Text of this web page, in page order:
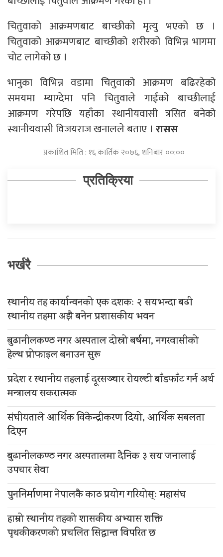
चितुवाको आक्रमणबाट बाच्छीको मृत्यु भएको छ ।
चितुवाको आक्रमणबाट बाच्छीको शरीरको विभिन्न भागमा
चोट लागेको छ ।
भानुका विभिन्न वडामा चितुवाको आक्रमण बढिरहेको
समयमा म्याग्देमा पनि चितुवाले गाईको बाच्छीलाई
आक्रमण गरेपछि यहाँका स्थानीयवासी त्रसित बनेको
स्थानीयवासी विजयराज खनालले बताए । रासस
प्रकाशित मिति : १६ कार्तिक २०७६, शनिबार ००:००
प्रतिक्रिया
भर्खरै
स्थानीय तह कार्यान्वनको एक दशकः २ सयभन्दा बढी
स्थानीय तहमा अझै बनेन प्रशासकीय भवन
बुढानीलकण्ठ नगर अस्पताल दोस्रो बर्षमा, नगरवासीको
हेल्थ प्रोफाइल बनाउन सुरू
प्रदेश र स्थानीय तहलाई दूरसञ्चार रोयल्टी बाँडफाँट गर्न अर्थ
मन्त्रालय सकरात्मक
संघीयताले आर्थिक विकेन्द्रीकरण दियो, आर्थिक सबलता
दिएन
बुढानीलकण्ठ नगर अस्पतालमा दैनिक ३ सय जनालाई
उपचार सेवा
पुननिर्माणमा नेपालकै काठ प्रयोग गरियोस्ः महासंघ
हाम्रो स्थानीय तहको शासकीय अभ्यास शक्ति
पृथकीकरणको प्रचलित सिद्धान्त विपरित छ